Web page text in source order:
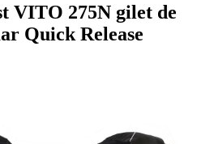
VITO 275N gilet de
Quick Release